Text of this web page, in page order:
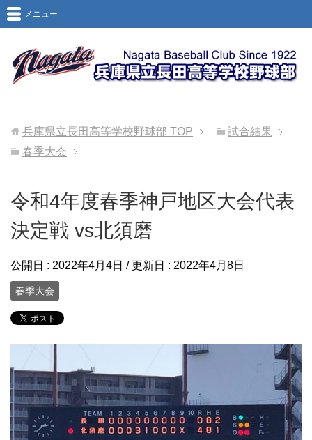
メニュー
兵庫県立長田高等学校野球部 TOP
試合結果
春季大会
令和4年度春季神戸地区大会代表
決定戦 vs北須磨
公開日 : 2022年4月4日 / 更新日 : 2022年4月8日
春季大会